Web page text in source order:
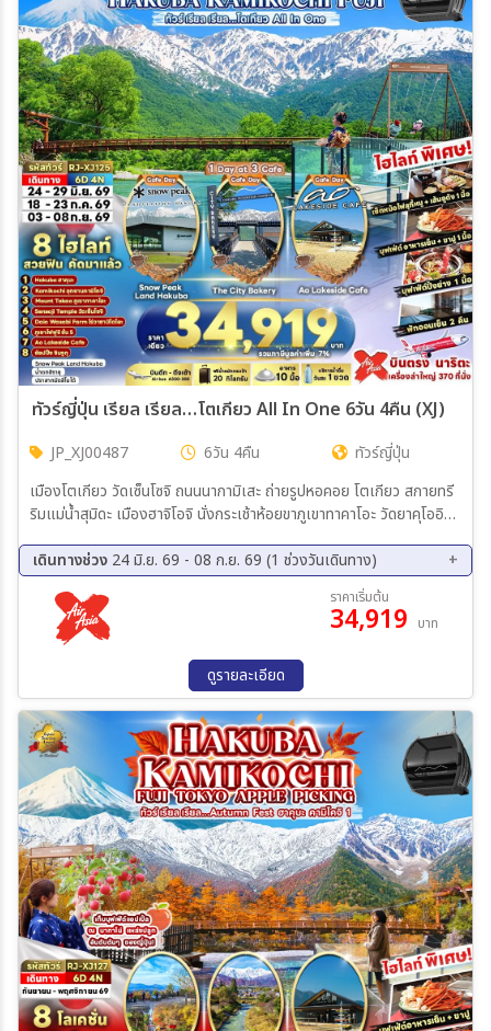
ทัวร์ญี่ปุ่น เรียล เรียล…โตเกียว All In One 6วัน 4คืน (XJ)
JP_XJ00487 6วัน 4คืน
ทัวร์ญี่ปุ่น
เมืองโตเกียว วัดเซ็นโซจิ ถนนนากามิเสะ ถ่ายรูปหอคอย โตเกียว สกายทรี
ริมแม่น้ำสุมิดะ เมืองฮาจิโอจิ นั่งกระเช้าห้อยขาภูเขาทาคาโอะ วัดยาคุโออิน
LAKESIDE CAFE ฮาคุบะ สถานีโนอาห์ อิวาทาเกะ กอนโดล่า ลิฟท์ จุดชม
วิว HAKUBA MOUNTAIN HARBOR THE CITY BAKERY YOO
HOO SWING STARBUCK SNOW PEAK LAND เมืองมัตสึโมโต้
ปราสาทมัตสึโมโต้ ด้านนอก จังหวัดกิฟุ น้ำตกฮิรายุ อุทยานคามิโคจิ สะพาน
กัปปะบาชิ จังหวัดยามานะชิ ภูเขาไฟฟูจิชั้น 5 เรียนรู้พิธีชงชาญี่ปุ่น เมือง
โตเกียว อิสระช้อปปิ้งย่านชินจูกุ เมืองนาริตะ
เดินทางช่วง 24 มิ.ย. 69 - 08 ก.ย. 69 (1 ช่วงวันเดินทาง)
03 ก.ย. 69 - 08 ก.ย. 69 ราคาเริ่มต้น
34,919 บาท
ดูรายละเอียด